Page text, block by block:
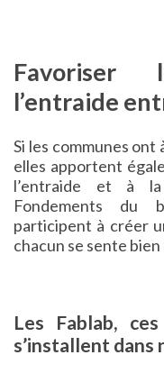
l’entraide
Si les communes
elles apportent
l’entraide et à
Fondements du
participent à créer
chacun se sente bien
Les Fablab,
s’installent dans